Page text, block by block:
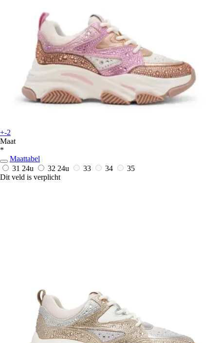
+-2
Maat
*
Maattabel
31 24u 32 24u 33 34
35
Dit veld is verplicht